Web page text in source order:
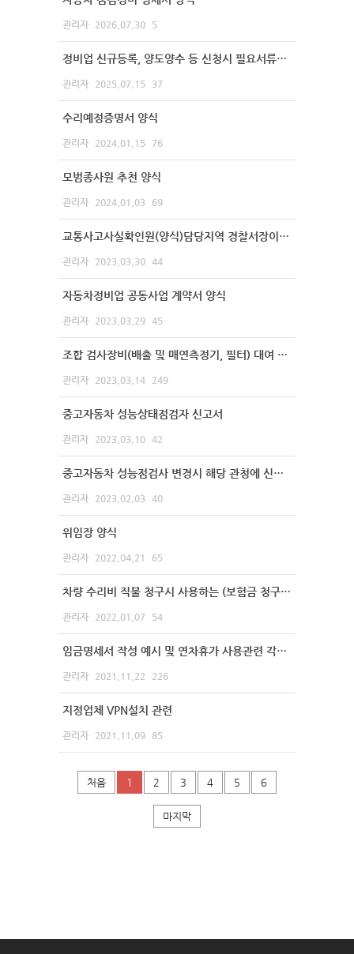
관리자 2026.07.30 5
정비업 신규등록, 양도양수 등 신청시 필요서류목록
관리자 2025.07.15 37
수리예정증명서 양식
관리자 2024.01.15 76
모범종사원 추천 양식
관리자 2024.01.03 69
교통사고사실확인원(양식)담당지역 경찰서장이 발행
관리자 2023.03.30 44
자동차정비업 공동사업 계약서 양식
관리자 2023.03.29 45
조합 검사장비(배출 및 매연측정기, 필터) 대여 신청서
관리자 2023.03.14 249
중고자동차 성능상태점검자 신고서
관리자 2023.03.10 42
중고자동차 성능점검사 변경시 해당 관청에 신고하는 양식
관리자 2023.02.03 40
위임장 양식
관리자 2022.04.21 65
차량 수리비 직불 청구시 사용하는 (보험금 청구 양도양수 통지서 예시)
관리자 2022.01.07 54
임금명세서 작성 예시 및 연차휴가 사용관련 각종 양식 등
관리자 2021.11.22 226
지정업체 VPN설치 관련
관리자 2021.11.09 85
처음 1 2 3 4 5 6
마지막